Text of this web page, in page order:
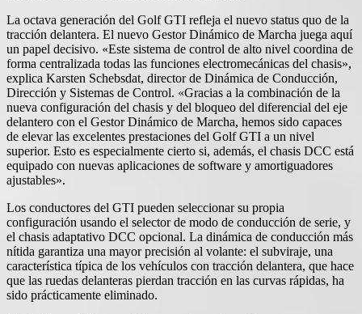
La octava generación del Golf GTI refleja el nuevo status quo de la
tracción delantera. El nuevo Gestor Dinámico de Marcha juega aquí
un papel decisivo. «Este sistema de control de alto nivel coordina de
forma centralizada todas las funciones electromecánicas del chasis»,
explica Karsten Schebsdat, director de Dinámica de Conducción,
Dirección y Sistemas de Control. «Gracias a la combinación de la
nueva configuración del chasis y del bloqueo del diferencial del eje
delantero con el Gestor Dinámico de Marcha, hemos sido capaces
de elevar las excelentes prestaciones del Golf GTI a un nivel
superior. Esto es especialmente cierto si, además, el chasis DCC está
equipado con nuevas aplicaciones de software y amortiguadores
ajustables».
Los conductores del GTI pueden seleccionar su propia
configuración usando el selector de modo de conducción de serie, y
el chasis adaptativo DCC opcional. La dinámica de conducción más
nítida garantiza una mayor precisión al volante: el subviraje, una
característica típica de los vehículos con tracción delantera, que hace
que las ruedas delanteras pierdan tracción en las curvas rápidas, ha
sido prácticamente eliminado.